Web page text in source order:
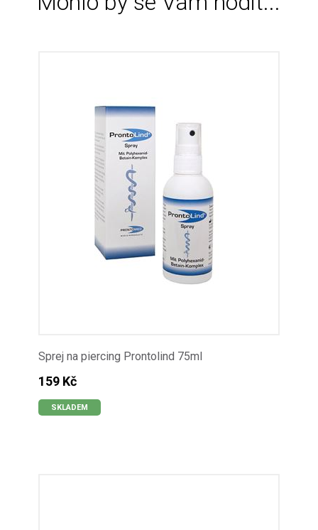
Sprej na piercing Prontolind 75ml
159 Kč
SKLADEM